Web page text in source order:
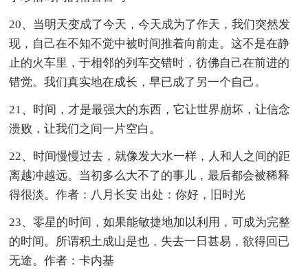
20、当明天变成了今天，今天成为了作天，我们突然发
现，自己在不知不觉中被时间推着向前走。这不是在静
止的火车里，于相邻的列车交错时，彷佛自己在前进的
错觉。我们真实地在成长，早已成了另一个自己。
21、时间，才是最强大的东西，它让世界崩坏，让信念
溃败，让我们之间一片空白。
22、时间慢慢过去，就像发大水一样，人和人之间的距
离越冲越远。当初多么大不了的事儿，最后都会被稀释
得很淡。作者：八月长安 出处：你好，旧时光
23、零星的时间，如果能敏捷地加以利用，可成为完整
的时间。所谓积土成山是也，失去一日甚易，欲得回已
无途。作者：卡内基